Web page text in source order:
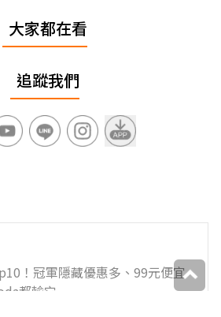
大家都在看
追蹤我們
！冠軍隱藏優惠多、99元便宜
都輸它